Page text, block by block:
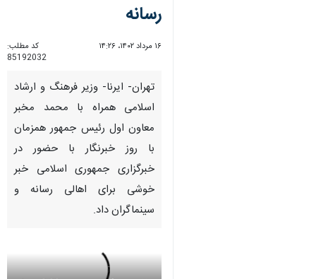
رسانه
۱۶ مرداد ۱۴۰۲، ۱۴:۲۶
کد مطلب:
85192032